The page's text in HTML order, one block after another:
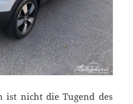
ist nicht die Tugend des